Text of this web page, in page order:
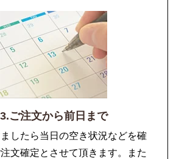
3.ご注文から前日まで
したら当日の空き状況などを確
文確定とさせて頂きます。また